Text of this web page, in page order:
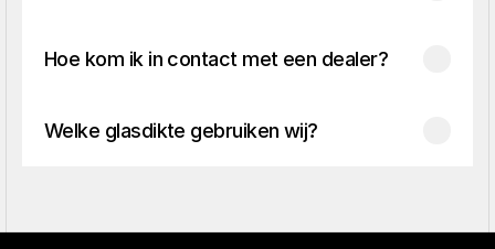
Hoe kom ik in contact met een dealer?
Welke glasdikte gebruiken wij?